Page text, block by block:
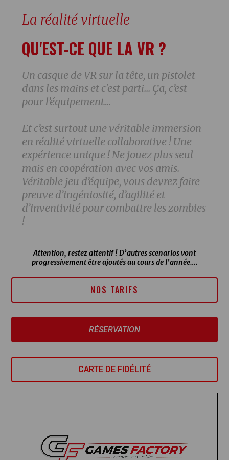
La réalité virtuelle
QU'EST-CE QUE LA VR ?
Un casque de VR sur la tête, un pistolet
dans les mains et c'est parti... Ça, c’est
pour l’équipement…
Et c’est surtout une véritable immersion
en réalité virtuelle collaborative ! Une
expérience unique ! Ne jouez plus seul
mais en coopération avec vos amis.
Véritable jeu d’équipe, vous devrez faire
preuve d’ingéniosité, d’agilité et
d’inventivité pour combattre les zombies
!
Attention, restez attentif ! D’autres scenarios vont
progressivement être ajoutés au cours de l’année….
NOS TARIFS
RÉSERVATION
CARTE DE FIDÉLITÉ